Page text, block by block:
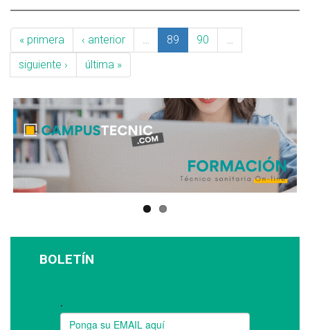
« primera ‹ anterior … 89 90
…
siguiente ›
última »
BOLETÍN